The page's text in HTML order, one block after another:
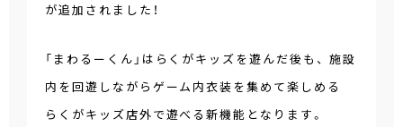
が追加されました！
「まわるーくん」はらくがキッズを遊んだ後も、 施設
内を回遊しながらゲーム内衣装を集めて楽しめる
らくがキッズ店外で遊べる新機能となります。